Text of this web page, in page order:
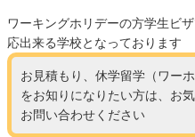
ワーキングホリデーの方学生ビ
応出来る学校となっております
お見積もり、休学留学（ワー
をお知りになりたい方は、お
お問い合わせください